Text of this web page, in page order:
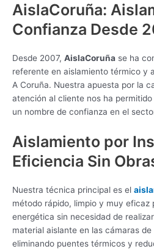
AislaCoruña:
Confianza Desde
Desde 2007, AislaCoruña se ha
referente en aislamiento térmico y
A Coruña. Nuestra apuesta por la
atención al cliente nos ha
un nombre de confianza en el
Aislamiento por
Eficiencia Sin
Nuestra técnica principal es el
método rápido, limpio y muy eficaz
energética sin necesidad de
material aislante en las cámaras
eliminando puentes térmicos y